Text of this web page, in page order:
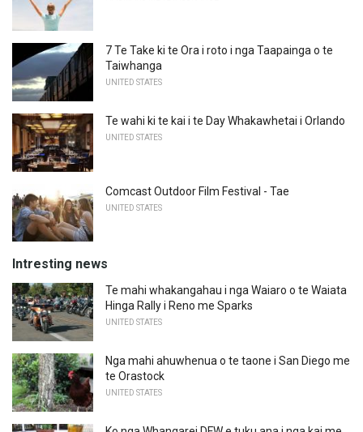
7 Te Take ki te Ora i roto i nga Taapainga o te
Taiwhanga
UNITED STATES
Te wahi ki te kai i te Day Whakawhetai i Orlando
UNITED STATES
Comcast Outdoor Film Festival - Tae
UNITED STATES
Intresting news
Te mahi whakangahau i nga Waiaro o te Waiata
Hinga Rally i Reno me Sparks
UNITED STATES
Nga mahi ahuwhenua o te taone i San Diego me
te Orastock
UNITED STATES